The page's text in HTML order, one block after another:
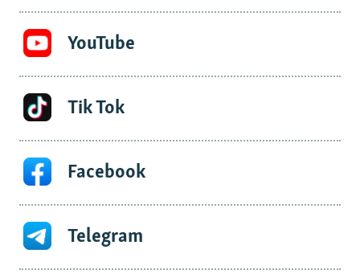
YouTube
Tik Tok
Facebook
Telegram